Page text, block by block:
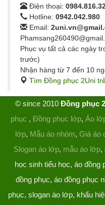
Điện thoại:
Hotline: 0942.042.980
Email:
Phục vụ tất cả các ngày
trước)
Nhận hàng từ 7 đến 10
Tìm Đồng phục 2Uni
© since 2010 Đồng phục
phục , Đồng phục lớp, Áo
lớp, Mẫu áo nhóm, Giá áo
Slogan áo lớp, mẫu áo lớp,
học sinh tiểu học, áo đồng
đồng phục, áo đồng phục
phục, slogan áo lớp, khẩu